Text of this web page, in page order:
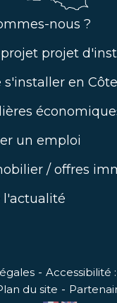
nous ?
projet
s'installer en
un emploi
/ offres
l'actualité
Accessibilité
du site